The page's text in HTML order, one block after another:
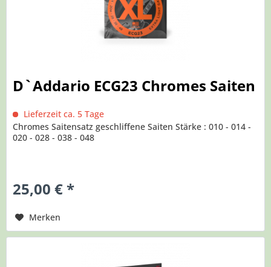
D`Addario ECG23 Chromes Saiten
Lieferzeit ca. 5 Tage
Chromes Saitensatz geschliffene Saiten Stärke : 010 - 014 -
020 - 028 - 038 - 048
25,00 € *
Merken